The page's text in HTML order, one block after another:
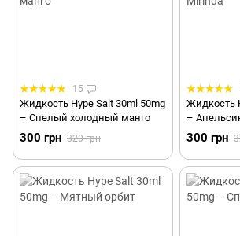
15
Жидкость Hype Salt 30ml 50mg
– Спелый холодный манго
300 грн 320 грн
Жидкость
–
300 грн